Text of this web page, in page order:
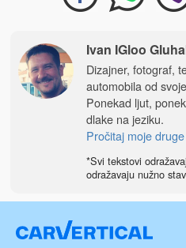
Ivan IGloo
Dizajner, fotograf,
automobila od
Ponekad ljut,
dlake na jeziku.
Pročitaj moje
*Svi tekstovi
odražavaju nužno